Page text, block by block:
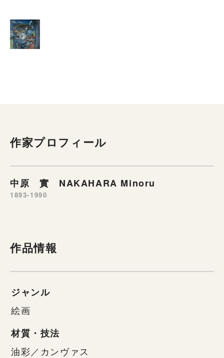
作家プロフィール
中原 實 NAKAHARA Minoru
1893-1990
作品情報
ジャンル
絵画
材質・技法
油彩／カンヴァス